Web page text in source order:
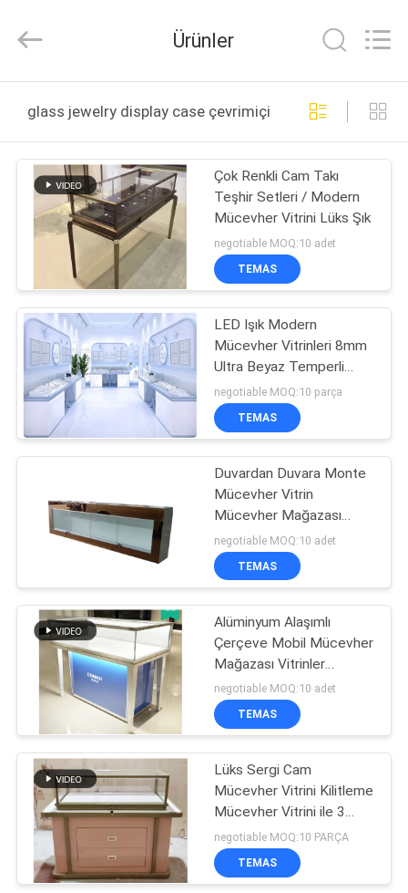
ÜRÜNLER
VIDEOLAR
HAKKIMIZDA
FABRIKA
TURU
KALITE
KONTROL
BIZE
ULAŞIN
BIR
TEKLIF
ISTEĞI
HARITASI
PRIVACY
POLICY
Shelves
Co.,Ltd.
Reserved.
Ürünler
glass jewelry display case çevrimiçi üretim
Çok Renkli Cam Takı
Teşhir Setleri / Modern
Mücevher Vitrini Lüks Şık
negotiable MOQ:10 adet
TEMAS
LED Işık Modern
Mücevher Vitrinleri 8mm
Ultra Beyaz Temperli
Cam
negotiable MOQ:10 parça
TEMAS
Duvardan Duvara Monte
Mücevher Vitrin
Mücevher Mağazası
Vitrinler Altın Ayna Yüzey
negotiable MOQ:10 adet
TEMAS
Alüminyum Alaşımlı
Çerçeve Mobil Mücevher
Mağazası Vitrinler
Aydınlatmalı Mücevher
Vitrin
negotiable MOQ:10 adet
TEMAS
Lüks Sergi Cam
Mücevher Vitrini Kilitleme
Mücevher Vitrini ile 3
Renkli Işıklar
negotiable MOQ:10 PARÇA
TEMAS